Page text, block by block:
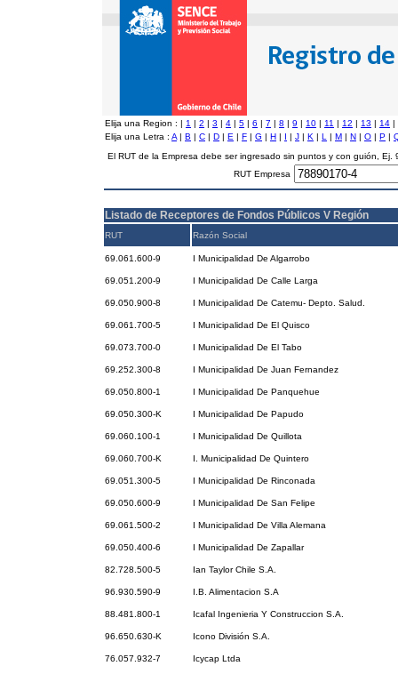
Elija una Region : | 1 | 2 | 3 | 4 | 5 | 6 | 7 | 8 | 9 | 10 | 11 | 12 | 13 | 14 |
Elija una Letra : A | B | C | D | E | F | G | H | I | J | K | L | M | N | O | P |
El RUT de la Empresa debe ser ingresado sin puntos y con guión, Ej.
RUT Empresa
Listado de Receptores de Fondos Públicos V Región
RUT Razón Social
69.061.600-9 I Municipalidad De Algarrobo
69.051.200-9 I Municipalidad De Calle Larga
69.050.900-8 I Municipalidad De Catemu- Depto. Salud.
69.061.700-5 I Municipalidad De El Quisco
69.073.700-0 I Municipalidad De El Tabo
69.252.300-8 I Municipalidad De Juan Fernandez
69.050.800-1 I Municipalidad De Panquehue
69.050.300-K I Municipalidad De Papudo
69.060.100-1 I Municipalidad De Quillota
69.060.700-K I. Municipalidad De Quintero
69.051.300-5 I Municipalidad De Rinconada
69.050.600-9 I Municipalidad De San Felipe
69.061.500-2 I Municipalidad De Villa Alemana
69.050.400-6 I Municipalidad De Zapallar
82.728.500-5 Ian Taylor Chile S.A.
96.930.590-9 I.B. Alimentacion S.A
88.481.800-1 Icafal Ingenieria Y Construccion S.A.
96.650.630-K Icono División S.A.
76.057.932-7 Icycap Ltda